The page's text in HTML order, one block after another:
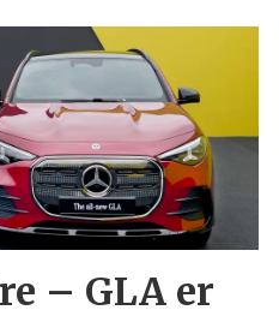
– GLA er